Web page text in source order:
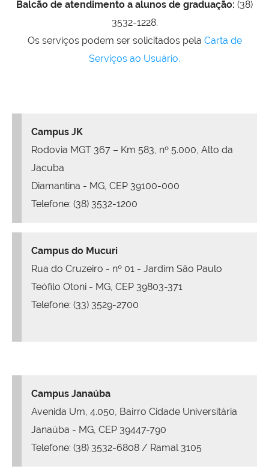
Balcão de atendimento a alunos de graduação: (38)
3532-1228.
Os serviços podem ser solicitados pela Carta de
Serviços ao Usuário.
Campus JK
Rodovia MGT 367 – Km 583, nº 5.000, Alto da
Jacuba
Diamantina - MG, CEP 39100-000
Telefone: (38) 3532-1200
Campus do Mucuri
Rua do Cruzeiro - nº 01 - Jardim São Paulo
Teófilo Otoni - MG, CEP 39803-371
Telefone: (33) 3529-2700
Campus Janaúba
Avenida Um, 4.050, Bairro Cidade Universitária
Janaúba - MG, CEP 39447-790
Telefone: (38) 3532-6808 / Ramal 3105